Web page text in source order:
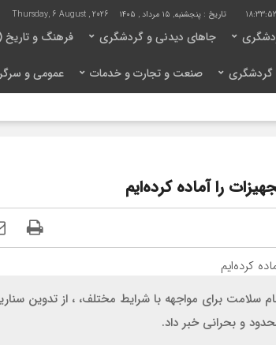
18:33:52 تاریخ : پنجشنبه, ۱۵ مرداد , ۱۴۰۵ Thursday, 6 August , 2026
جاهای دیدنی و گردشگری فرهنگ و تاریخ
گردشگری صنعت و تجارت و خدمات عمومی و
را آماده کرده‌ایم
سلامت برای مواجهه با شرایط مختلف، ، از تدوین
و بحرانی خبر داد.